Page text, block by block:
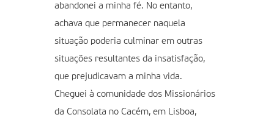
abandonei a minha fé. No entanto,
achava que permanecer naquela
situação poderia culminar em outras
situações resultantes da insatisfação,
que prejudicavam a minha vida.
Cheguei à comunidade dos Missionários
da Consolata no Cacém, em Lisboa,